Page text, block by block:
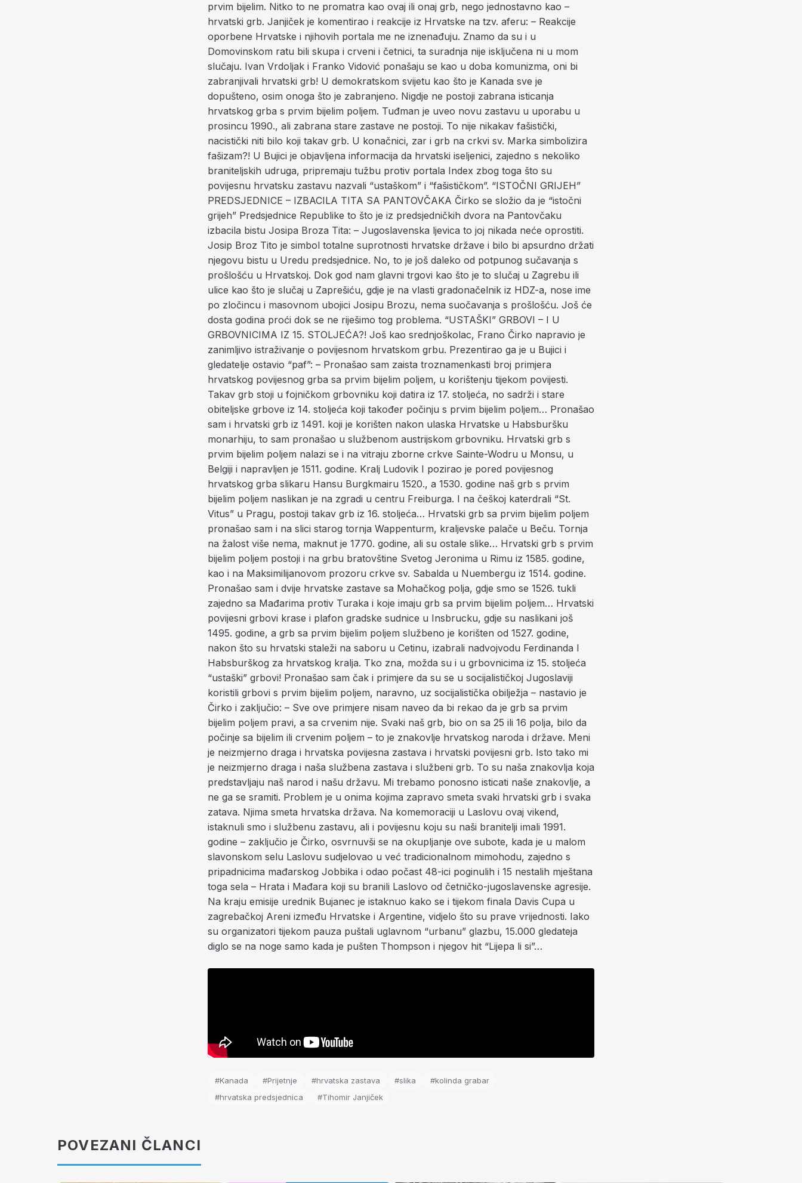
prvim bijelim. Nitko to ne promatra kao ovaj ili onaj grb, nego jednostavno kao –
hrvatski grb. Janjiček je komentirao i reakcije iz Hrvatske na tzv. aferu: – Reakcije
oporbene Hrvatske i njihovih portala me ne iznenađuju. Znamo da su i u
Domovinskom ratu bili skupa i crveni i četnici, ta suradnja nije isključena ni u mom
slučaju. Ivan Vrdoljak i Franko Vidović ponašaju se kao u doba komunizma, oni bi
zabranjivali hrvatski grb! U demokratskom svijetu kao što je Kanada sve je
dopušteno, osim onoga što je zabranjeno. Nigdje ne postoji zabrana isticanja
hrvatskog grba s prvim bijelim poljem. Tuđman je uveo novu zastavu u uporabu u
prosincu 1990., ali zabrana stare zastave ne postoji. To nije nikakav fašistički,
nacistički niti bilo koji takav grb. U konačnici, zar i grb na crkvi sv. Marka simbolizira
fašizam?! U Bujici je objavljena informacija da hrvatski iseljenici, zajedno s nekoliko
braniteljskih udruga, pripremaju tužbu protiv portala Index zbog toga što su
povijesnu hrvatsku zastavu nazvali “ustaškom” i “fašističkom”. “ISTOČNI GRIJEH”
PREDSJEDNICE – IZBACILA TITA SA PANTOVČAKA Čirko se složio da je “istočni
grijeh” Predsjednice Republike to što je iz predsjedničkih dvora na Pantovčaku
izbacila bistu Josipa Broza Tita: – Jugoslavenska ljevica to joj nikada neće oprostiti.
Josip Broz Tito je simbol totalne suprotnosti hrvatske države i bilo bi apsurdno držati
njegovu bistu u Uredu predsjednice. No, to je još daleko od potpunog sučavanja s
prošlošću u Hrvatskoj. Dok god nam glavni trgovi kao što je to slučaj u Zagrebu ili
ulice kao što je slučaj u Zaprešiću, gdje je na vlasti gradonačelnik iz HDZ-a, nose ime
po zločincu i masovnom ubojici Josipu Brozu, nema suočavanja s prošlošću. Još će
dosta godina proći dok se ne riješimo tog problema. “USTAŠKI” GRBOVI – I U
GRBOVNICIMA IZ 15. STOLJEĆA?! Još kao srednjoškolac, Frano Čirko napravio je
zanimljivo istraživanje o povijesnom hrvatskom grbu. Prezentirao ga je u Bujici i
gledatelje ostavio “paf”: – Pronašao sam zaista troznamenkasti broj primjera
hrvatskog povijesnog grba sa prvim bijelim poljem, u korištenju tijekom povijesti.
Takav grb stoji u fojničkom grbovniku koji datira iz 17. stoljeća, no sadrži i stare
obiteljske grbove iz 14. stoljeća koji također počinju s prvim bijelim poljem… Pronašao
sam i hrvatski grb iz 1491. koji je korišten nakon ulaska Hrvatske u Habsburšku
monarhiju, to sam pronašao u službenom austrijskom grbovniku. Hrvatski grb s
prvim bijelim poljem nalazi se i na vitraju zborne crkve Sainte-Wodru u Monsu, u
Belgiji i napravljen je 1511. godine. Kralj Ludovik I pozirao je pored povijesnog
hrvatskog grba slikaru Hansu Burgkmairu 1520., a 1530. godine naš grb s prvim
bijelim poljem naslikan je na zgradi u centru Freiburga. I na češkoj katerdrali “St.
Vitus” u Pragu, postoji takav grb iz 16. stoljeća… Hrvatski grb sa prvim bijelim poljem
pronašao sam i na slici starog tornja Wappenturm, kraljevske palače u Beču. Tornja
na žalost više nema, maknut je 1770. godine, ali su ostale slike… Hrvatski grb s prvim
bijelim poljem postoji i na grbu bratovštine Svetog Jeronima u Rimu iz 1585. godine,
kao i na Maksimilijanovom prozoru crkve sv. Sabalda u Nuembergu iz 1514. godine.
Pronašao sam i dvije hrvatske zastave sa Mohačkog polja, gdje smo se 1526. tukli
zajedno sa Mađarima protiv Turaka i koje imaju grb sa prvim bijelim poljem… Hrvatski
povijesni grbovi krase i plafon gradske sudnice u Insbrucku, gdje su naslikani još
1495. godine, a grb sa prvim bijelim poljem službeno je korišten od 1527. godine,
nakon što su hrvatski staleži na saboru u Cetinu, izabrali nadvojvodu Ferdinanda I
Habsburškog za hrvatskog kralja. Tko zna, možda su i u grbovnicima iz 15. stoljeća
“ustaški” grbovi! Pronašao sam čak i primjere da su se u socijalističkoj Jugoslaviji
koristili grbovi s prvim bijelim poljem, naravno, uz socijalistička obilježja – nastavio je
Čirko i zaključio: – Sve ove primjere nisam naveo da bi rekao da je grb sa prvim
bijelim poljem pravi, a sa crvenim nije. Svaki naš grb, bio on sa 25 ili 16 polja, bilo da
počinje sa bijelim ili crvenim poljem – to je znakovlje hrvatskog naroda i države. Meni
je neizmjerno draga i hrvatska povijesna zastava i hrvatski povijesni grb. Isto tako mi
je neizmjerno draga i naša službena zastava i službeni grb. To su naša znakovlja koja
predstavljaju naš narod i našu državu. Mi trebamo ponosno isticati naše znakovlje, a
ne ga se sramiti. Problem je u onima kojima zapravo smeta svaki hrvatski grb i svaka
zatava. Njima smeta hrvatska država. Na komemoraciji u Laslovu ovaj vikend,
istaknuli smo i službenu zastavu, ali i povijesnu koju su naši branitelji imali 1991.
godine – zaključio je Čirko, osvrnuvši se na okupljanje ove subote, kada je u malom
slavonskom selu Laslovu sudjelovao u već tradicionalnom mimohodu, zajedno s
pripadnicima mađarskog Jobbika i odao počast 48-ici poginulih i 15 nestalih mještana
toga sela – Hrata i Mađara koji su branili Laslovo od četničko-jugoslavenske agresije.
Na kraju emisije urednik Bujanec je istaknuo kako se i tijekom finala Davis Cupa u
zagrebačkoj Areni između Hrvatske i Argentine, vidjelo što su prave vrijednosti. Iako
su organizatori tijekom pauza puštali uglavnom “urbanu” glazbu, 15.000 gledateja
diglo se na noge samo kada je pušten Thompson i njegov hit “Lijepa li si”…
#Kanada #Prijetnje #hrvatska zastava #slika
#kolinda grabar
#hrvatska predsjednica
#Tihomir Janjiček
POVEZANI ČLANCI